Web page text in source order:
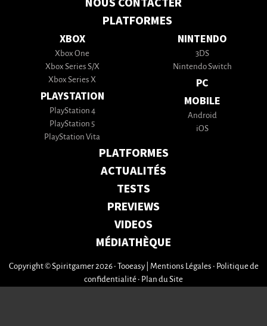
PLATFORMES
XBOX
Xbox One
Xbox Series S/X
Xbox Series X
PLAYSTATION
PlayStation 4
PlayStation 5
PlayStation Vita
NINTENDO
3DS
Nintendo Switch
PC
MOBILE
Android
iOS
PLATFORMES
ACTUALITÉS
TESTS
PREVIEWS
VIDEOS
MÉDIATHÈQUE
Copyright © Spiritgamer 2026 • Tooeasy Mentions Légales • Politique de
confidentialité • Plan du Site